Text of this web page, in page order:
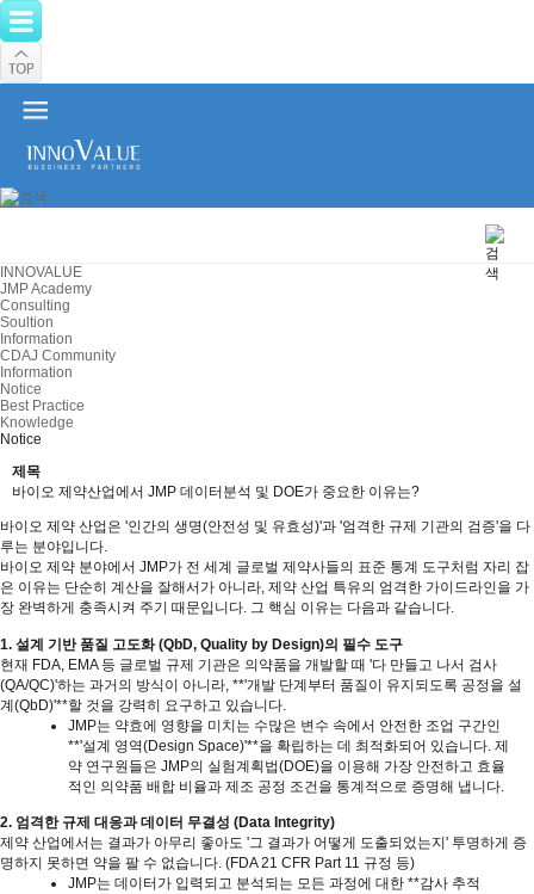
INNOVALUE
JMP Academy
Consulting
Soultion
Information
CDAJ Community
Information
Notice
Best Practice
Knowledge
Notice
제목
바이오 제약산업에서 JMP 데이터분석 및 DOE가 중요한 이유는?
바이오 제약 산업은 '인간의 생명(안전성 및 유효성)'과 '엄격한 규제 기관의 검증'을 다
루는 분야입니다.
바이오 제약 분야에서 JMP가 전 세계 글로벌 제약사들의 표준 통계 도구처럼 자리 잡
은 이유는 단순히 계산을 잘해서가 아니라, 제약 산업 특유의 엄격한 가이드라인을 가
장 완벽하게 충족시켜 주기 때문입니다. 그 핵심 이유는 다음과 같습니다.
1. 설계 기반 품질 고도화(QbD, Quality by Design)의 필수 도구
현재 FDA, EMA 등 글로벌 규제 기관은 의약품을 개발할 때 '다 만들고 나서 검사
(QA/QC)'하는 과거의 방식이 아니라, **'개발 단계부터 품질이 유지되도록 공정을 설
계 (QbD)'**할 것을 강력히 요구하고 있습니다.
JMP는 약효에 영향을 미치는 수많은 변수 속에서 안전한 조업 구간인
**'설계 영역(Design Space)'**을 확립하는 데 최적화되어 있습니다. 제
약 연구원들은 JMP의 실험계획법(DOE)을 이용해 가장 안전하고 효율
적인 의약품 배합 비율과 제조 공정 조건을 통계적으로 증명해 냅니다.
2. 엄격한 규제 대응과 데이터 무결성 (Data Integrity)
제약 산업에서는 결과가 아무리 좋아도 '그 결과가 어떻게 도출되었는지 ' 투명하게 증
명하지 못하면 약을 팔 수 없습니다. (FDA 21 CFR Part 11 규정 등)
JMP는 데이터가 입력되고 분석되는 모든 과정에 대한 **감사 추적